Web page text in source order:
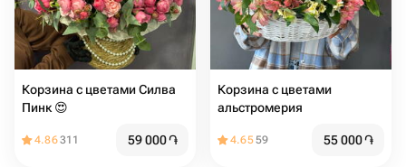
Корзина с цветами Силва
Пинк 😍
4.86311 59 000֏
Корзина с цветами
альстромерия
4.6559 55 000֏